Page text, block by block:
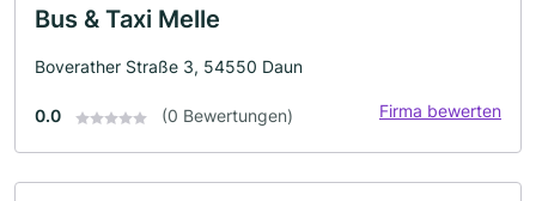
Bus & Taxi Melle
Boverather Straße 3, 54550 Daun
0.0 (0 Bewertungen) Firma bewerten